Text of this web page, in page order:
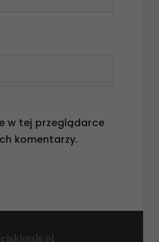
w tej przeglądarce
komentarzy.